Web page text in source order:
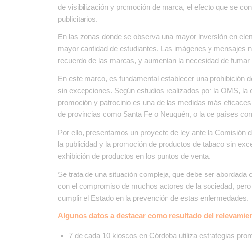
de visibilización y promoción de marca, el efecto que se
publicitarios.
En las zonas donde se observa una mayor inversión en
mayor cantidad de estudiantes. Las imágenes y mensajes
recuerdo de las marcas, y aumentan la necesidad de
En este marco, es fundamental establecer una prohibición
sin excepciones. Según estudios realizados por la OMS, la
promoción y patrocinio es una de las medidas más
de provincias como Santa Fe o Neuquén, o la de países
Por ello, presentamos un proyecto de ley ante la Comisión
la publicidad y la promoción de productos de tabaco sin
exhibición de productos en los puntos de venta.
Se trata de una situación compleja, que debe ser
con el compromiso de muchos actores de la sociedad,
cumplir el Estado en la prevención de estas enfermedades.
Algunos datos a destacar como resultado del
7 de cada 10 kioscos en Córdoba utiliza estrategias